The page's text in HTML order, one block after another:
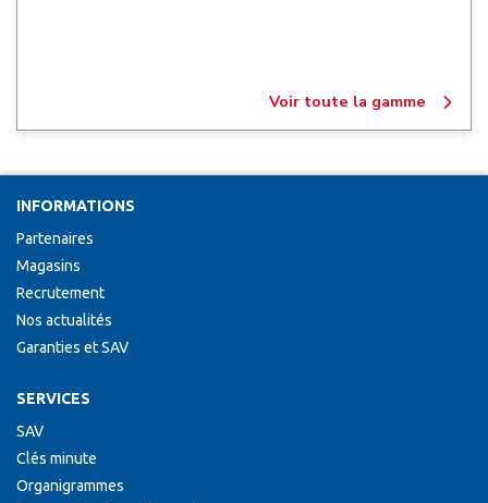
Voir toute la gamme
INFORMATIONS
Partenaires
Magasins
Recrutement
Nos actualités
Garanties et SAV
SERVICES
SAV
Clés minute
Organigrammes